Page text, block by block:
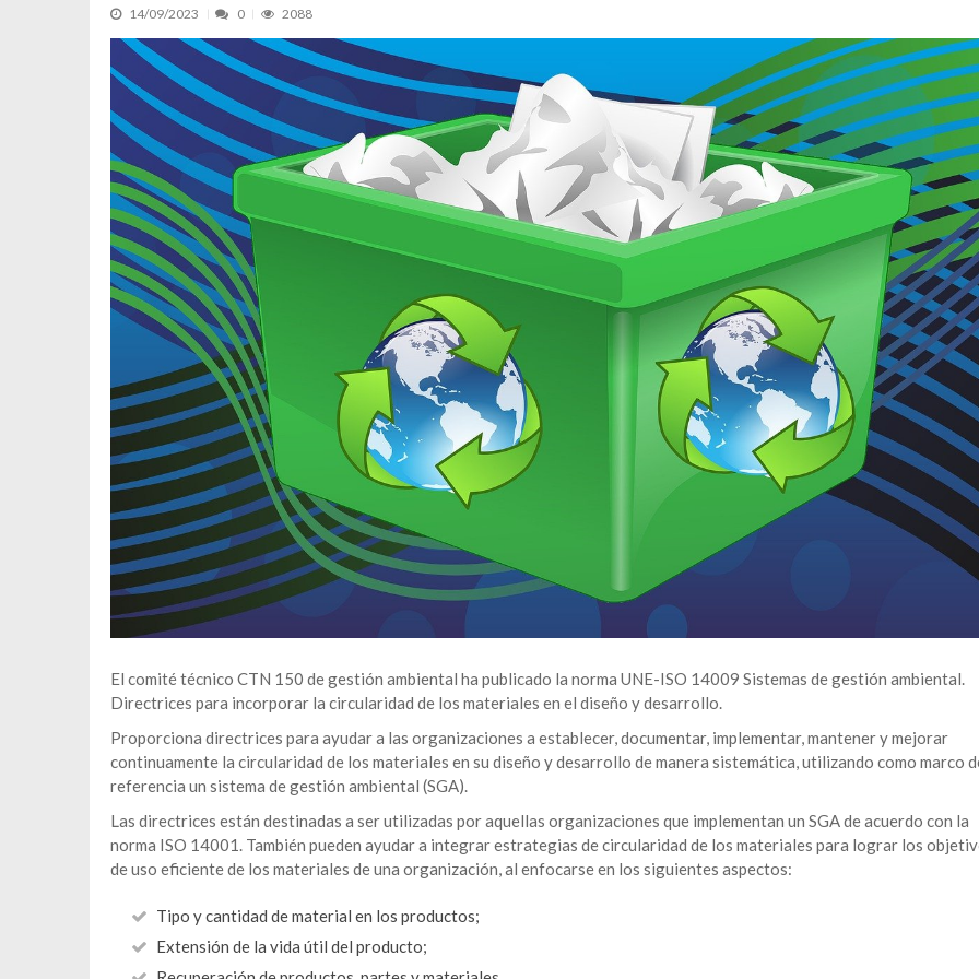
14/09/2023 0 2088
El comité técnico CTN 150 de gestión ambiental ha publicado la norma UNE-ISO 14009 Sistemas de gestión ambiental.
Directrices para incorporar la circularidad de los materiales en el diseño y desarrollo.
Proporciona directrices para ayudar a las organizaciones a establecer, documentar, implementar, mantener y mejorar
continuamente la circularidad de los materiales en su diseño y desarrollo de manera sistemática, utilizando como marco
referencia un sistema de gestión ambiental (SGA).
Las directrices están destinadas a ser utilizadas por aquellas organizaciones que implementan un SGA de acuerdo con la
norma ISO 14001. También pueden ayudar a integrar estrategias de circularidad de los materiales para lograr los
de uso eficiente de los materiales de una organización, al enfocarse en los siguientes aspectos:
Tipo y cantidad de material en los productos;
Extensión de la vida útil del producto;